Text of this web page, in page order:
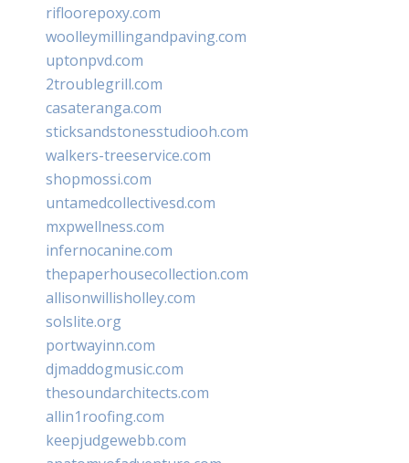
rifloorepoxy.com
woolleymillingandpaving.com
uptonpvd.com
2troublegrill.com
casateranga.com
sticksandstonesstudiooh.com
walkers-treeservice.com
shopmossi.com
untamedcollectivesd.com
mxpwellness.com
infernocanine.com
thepaperhousecollection.com
allisonwillisholley.com
solslite.org
portwayinn.com
djmaddogmusic.com
thesoundarchitects.com
allin1roofing.com
keepjudgewebb.com